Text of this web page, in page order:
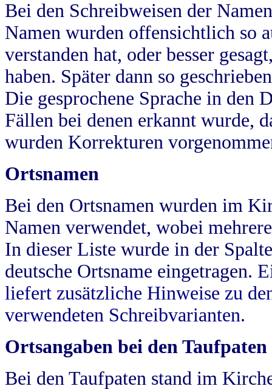
Bei den Schreibweisen der
Namen wurden offensichtlich so
verstanden hat, oder besser
haben. Später dann so
Die gesprochene Sprache in
Fällen bei denen erkannt wurde,
wurden Korrekturen
Ortsnamen
Bei den Ortsnamen wurden im
Namen verwendet, wobei
In dieser Liste wurde in der
deutsche Ortsname eingetragen.
liefert zusätzliche Hinweise zu
verwendeten Schreibvarianten.
Ortsangaben bei den Taufpaten
Bei den Taufpaten stand im